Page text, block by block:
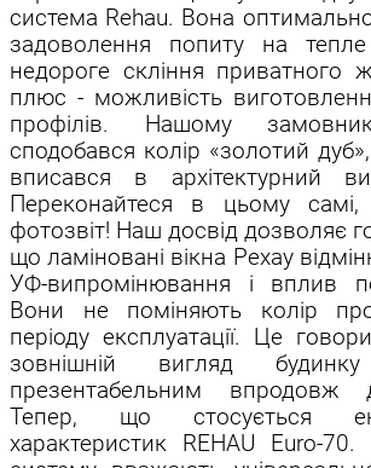
система Rehau. Вона
задоволення попиту на
недороге скління приватного
плюс - можливість
профілів. Нашому
сподобався колір «золотий
вписався в архітектурний
Переконайтеся в цьому самі,
фотозвіт! Наш досвід дозволяє
що ламіновані вікна Рехау
УФ-випромінювання і вплив
Вони не поміняють колір
періоду експлуатації. Це
зовнішній вигляд
презентабельним впродовж
Тепер, що стосується
характеристик REHAU Euro-